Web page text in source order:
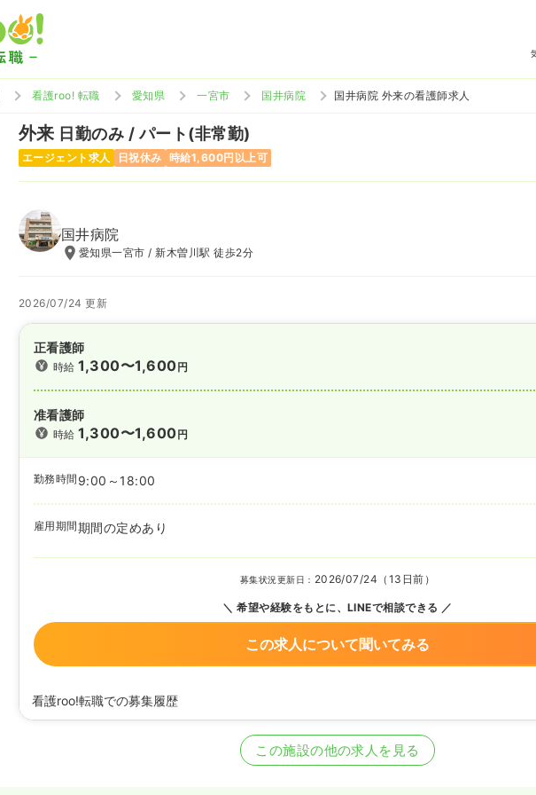
看護roo! 転職 愛知県 一宮市 国井病院 国井病院 外来の看護師求人
外来 日勤のみ / パート(非常勤)
エージェント求人 日祝休み 時給1,600円以上可
国井病院
愛知県一宮市 / 新木曽川駅 徒歩2分
2026/07/24 更新
正看護師
時給1,300〜1,600円
准看護師
時給1,300〜1,600円
勤務時間 9:00～18:00
雇用期間期間の定めあり
募集状況更新日： 2026/07/24（13日前）
希望や経験をもとに、LINEで相談できる
この求人について聞いてみる
看護roo!転職での募集履歴
この施設の他の求人を見る